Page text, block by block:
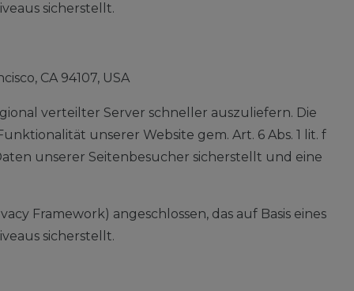
sicherstellt.
CA 94107, USA
verteilter Server schneller auszuliefern. Die
unserer Website gem. Art. 6 Abs. 1 lit. f
unserer Seitenbesucher sicherstellt und eine
Framework) angeschlossen, das auf Basis eines
sicherstellt.